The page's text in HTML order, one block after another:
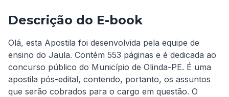
Descrição do E-book
Olá, esta Apostila foi desenvolvida pela equipe de
ensino do Jaula. Contém 553 páginas e é dedicada ao
concurso público do Município de Olinda-PE. É uma
apostila pós-edital, contendo, portanto, os assuntos
que serão cobrados para o cargo em questão. O